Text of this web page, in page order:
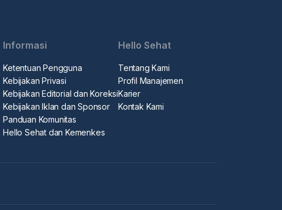
Informasi
Ketentuan Pengguna
Kebijakan Privasi
Kebijakan Editorial dan Koreksi
Kebijakan Iklan dan Sponsor
Panduan Komunitas
Hello Sehat dan Kemenkes
Hello Sehat
Tentang Kami
Profil Manajemen
Karier
Kontak Kami